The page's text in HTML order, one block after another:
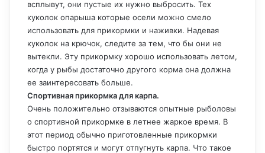
всплывут, они пустые их нужно выбросить. Тех
куколок опарыша которые осели можно смело
использовать для прикормки и наживки. Надевая
куколок на крючок, следите за тем, что бы они не
вытекли. Эту прикормку хорошо использовать летом,
когда у рыбы достаточно другого корма она должна
ее заинтересовать больше.
Спортивная прикормка для карпа.
Очень положительно отзываются опытные рыболовы
о спортивной прикормке в летнее жаркое время. В
этот период обычно приготовленные прикормки
быстро портятся и могут отпугнуть карпа. Что такое